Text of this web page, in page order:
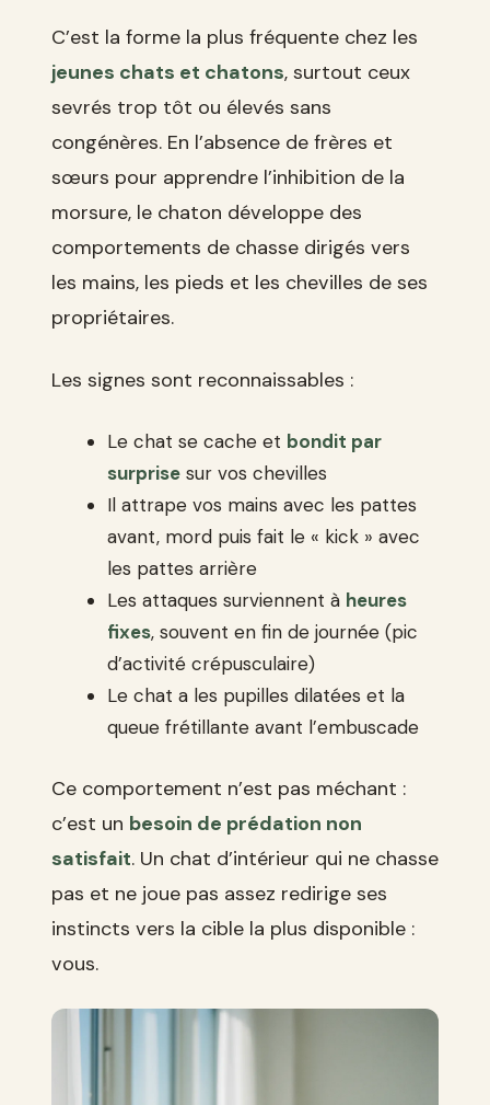
C’est la forme la plus fréquente chez les
jeunes chats et chatons, surtout ceux
sevrés trop tôt ou élevés sans
congénères. En l’absence de frères et
sœurs pour apprendre l’inhibition de la
morsure, le chaton développe des
comportements de chasse dirigés vers
les mains, les pieds et les chevilles de ses
propriétaires.
Les signes sont reconnaissables :
Le chat se cache et bondit par
surprise sur vos chevilles
Il attrape vos mains avec les pattes
avant, mord puis fait le « kick » avec
les pattes arrière
Les attaques surviennent à heures
fixes, souvent en fin de journée (pic
d’activité crépusculaire)
Le chat a les pupilles dilatées et la
queue frétillante avant l’embuscade
Ce comportement n’est pas méchant :
c’est un besoin de prédation non
satisfait. Un chat d’intérieur qui ne chasse
pas et ne joue pas assez redirige ses
instincts vers la cible la plus disponible :
vous.